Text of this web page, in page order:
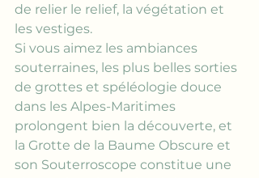
de relier le relief, la végétation et
les vestiges.
Si vous aimez les ambiances
souterraines, les plus belles sorties
de grottes et spéléologie douce
dans les Alpes-Maritimes
prolongent bien la découverte, et
la Grotte de la Baume Obscure et
son Souterroscope constitue une